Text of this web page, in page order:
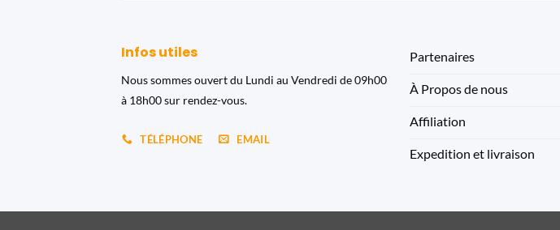
Infos utiles
Nous sommes ouvert du Lundi au Vendredi de 09h00
à 18h00 sur rendez-vous.
TÉLÉPHONE EMAIL
Partenaires
À Propos de nous
Affiliation
Expedition et livraison